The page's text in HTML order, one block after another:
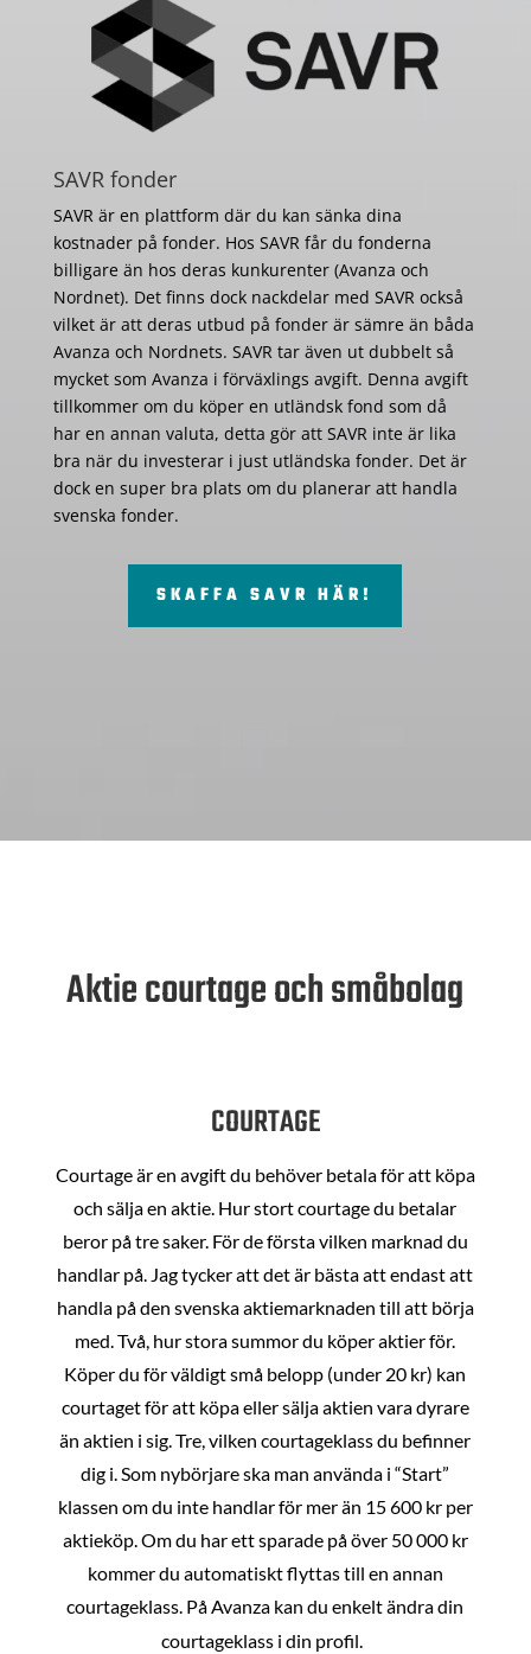
SAVR fonder
SAVR är en plattform där du kan sänka dina
kostnader på fonder. Hos SAVR får du fonderna
billigare än hos deras kunkurenter (Avanza och
Nordnet). Det finns dock nackdelar med SAVR också
vilket är att deras utbud på fonder är sämre än båda
Avanza och Nordnets. SAVR tar även ut dubbelt så
mycket som Avanza i förväxlings avgift. Denna avgift
tillkommer om du köper en utländsk fond som då
har en annan valuta, detta gör att SAVR inte är lika
bra när du investerar i just utländska fonder. Det är
dock en super bra plats om du planerar att handla
svenska fonder.
SKAFFA SAVR HÄR!
Aktie courtage och småbolag
COURTAGE
Courtage är en avgift du behöver betala för att köpa
och sälja en aktie. Hur stort courtage du betalar
beror på tre saker. För de första vilken marknad du
handlar på. Jag tycker att det är bästa att endast att
handla på den svenska aktiemarknaden till att börja
med. Två, hur stora summor du köper aktier för.
Köper du för väldigt små belopp (under 20 kr) kan
courtaget för att köpa eller sälja aktien vara dyrare
än aktien i sig. Tre, vilken courtageklass du befinner
dig i. Som nybörjare ska man använda i “Start”
klassen om du inte handlar för mer än 15 600 kr per
aktieköp. Om du har ett sparade på över 50 000 kr
kommer du automatiskt flyttas till en annan
courtageklass. På Avanza kan du enkelt ändra din
courtageklass i din profil.